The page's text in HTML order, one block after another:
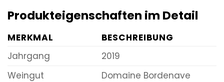
Produkteigenschaften im Detail
MERKMAL
BESCHREIBUNG
Jahrgang
2019
Weingut
Domaine Bordenave